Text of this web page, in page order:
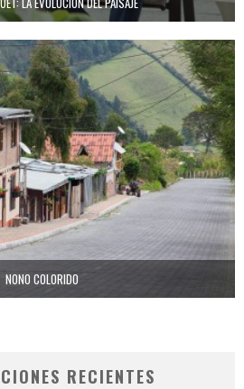
NONO COLORIDO
RECIENTES